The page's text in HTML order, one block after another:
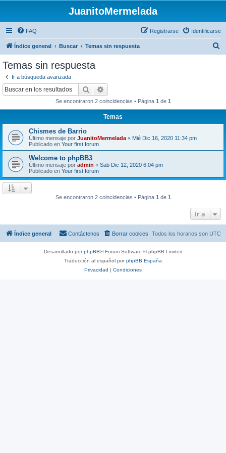
JuanitoMermelada
FAQ Identificarse
Registrarse
Índice general Buscar Temas sin respuesta
Temas sin respuesta
Ir a búsqueda avanzada
Buscar
Se encontraron 2 coincidencias • Página 1 de 1
Temas
Chismes de Barrio
Último mensaje por JuanitoMermelada « Mié Dic 16, 2020 11:34 pm
Publicado en Your first forum
Welcome to phpBB3
Último mensaje por admin « Sab Dic 12, 2020 6:04 pm
Publicado en Your first forum
Se encontraron 2 coincidencias • Página 1 de 1
Ir a
Índice general Todos los horarios son UTC
Borrar cookies
Contáctenos
Desarrollado porphpBB® Forum Software © phpBB Limited
Traducción al español porphpBB España
Privacidad | Condiciones